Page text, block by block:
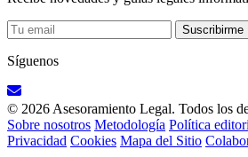
Suscribirme
Síguenos
© 2026 Asesoramiento Legal. Todos los
Sobre nosotros Metodología Política
Privacidad Cookies Mapa del Sitio